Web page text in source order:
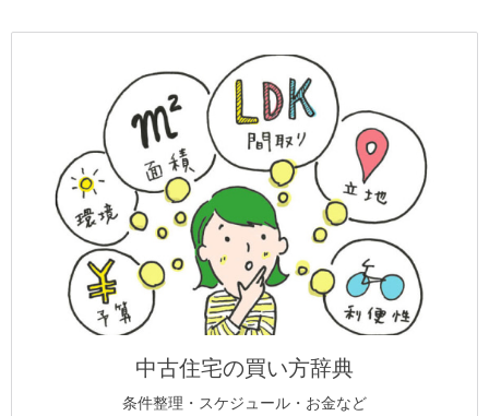
中古住宅の買い方辞典
条件整理・スケジュール・お金など